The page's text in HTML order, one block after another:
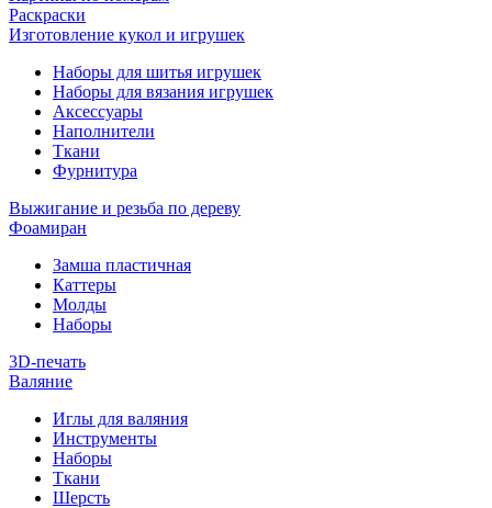
Раскраски
Изготовление кукол и игрушек
Наборы для шитья игрушек
Наборы для вязания игрушек
Аксессуары
Наполнители
Ткани
Фурнитура
Выжигание и резьба по дереву
Фоамиран
Замша пластичная
Каттеры
Молды
Наборы
3D-печать
Валяние
Иглы для валяния
Инструменты
Наборы
Ткани
Шерсть